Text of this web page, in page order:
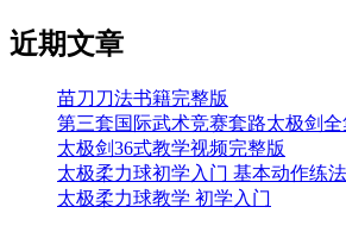
近期文章
苗刀刀法书籍完整版
第三套国际武术竞赛套路太极剑全
太极剑36式教学视频完整版
太极柔力球初学入门 基本动作练法
太极柔力球教学 初学入门